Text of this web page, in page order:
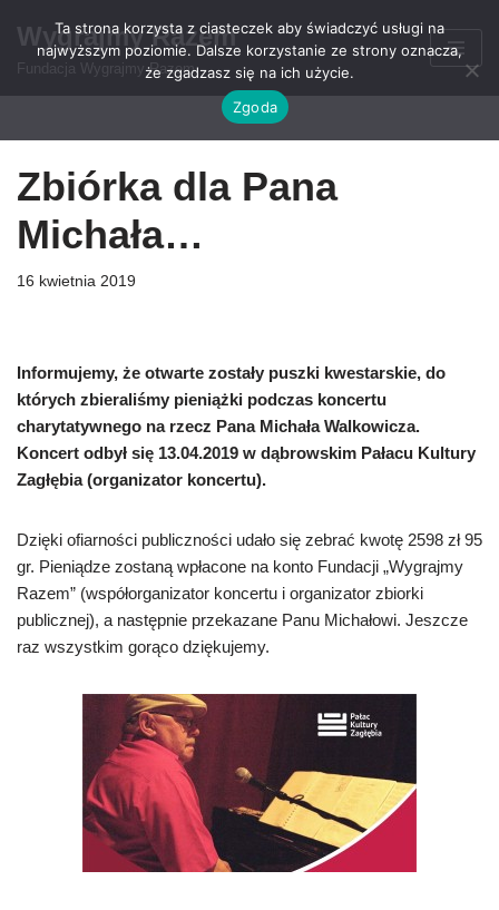
Przejdź
Wygrajmy Razem
Fundacja Wygrajmy Razem
Zbiórka dla Pana
Michała…
16 kwietnia 2019
Informujemy, że otwarte zostały puszki kwestarskie, do
których zbieraliśmy pieniążki podczas koncertu
charytatywnego na rzecz Pana Michała Walkowicza.
Koncert odbył się 13.04.2019 w dąbrowskim Pałacu Kultury
Zagłębia (organizator koncertu).
Dzięki ofiarności publiczności udało się zebrać kwotę 2598 zł 95
gr. Pieniądze zostaną wpłacone na konto Fundacji „Wygrajmy
Razem” (współorganizator koncertu i organizator zbiorki
publicznej), a następnie przekazane Panu Michałowi. Jeszcze
raz wszystkim gorąco dziękujemy.
Ta strona korzysta z ciasteczek aby świadczyć usługi na
najwyższym poziomie. Dalsze korzystanie ze strony oznacza,
że zgadzasz się na ich użycie.
Zgoda